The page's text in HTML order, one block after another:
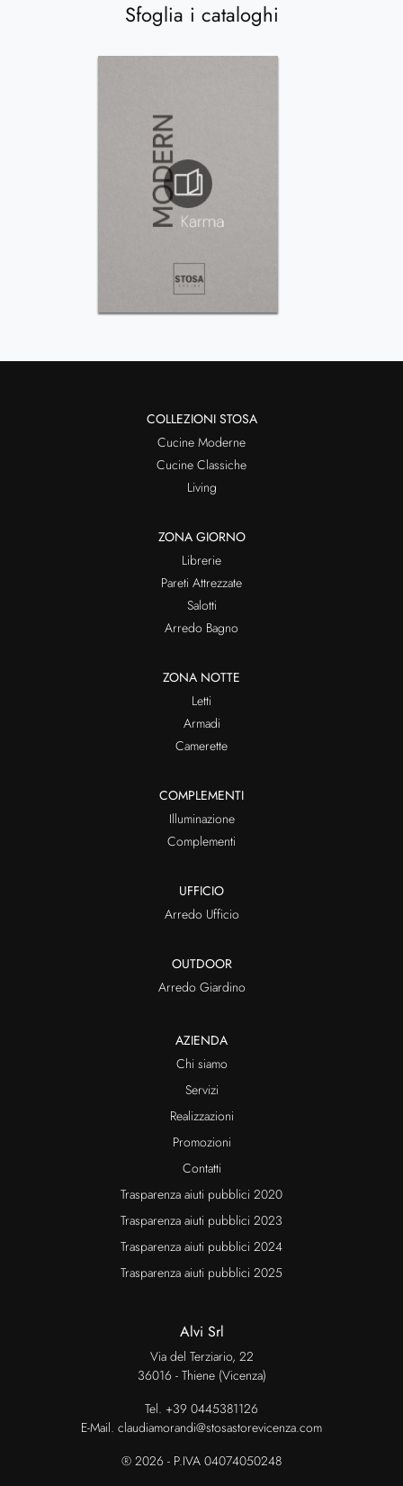
Sfoglia i cataloghi
COLLEZIONI STOSA
Cucine Moderne
Cucine Classiche
Living
ZONA GIORNO
Librerie
Pareti Attrezzate
Salotti
Arredo Bagno
ZONA NOTTE
Letti
Armadi
Camerette
COMPLEMENTI
Illuminazione
Complementi
UFFICIO
Arredo Ufficio
OUTDOOR
Arredo Giardino
AZIENDA
Chi siamo
Servizi
Realizzazioni
Promozioni
Contatti
Trasparenza aiuti pubblici 2020
Trasparenza aiuti pubblici 2023
Trasparenza aiuti pubblici 2024
Trasparenza aiuti pubblici 2025
Alvi Srl
Via del Terziario, 22
36016 - Thiene (Vicenza)
Tel. +39 0445381126
E-Mail. claudiamorandi@stosastorevicenza.com
® 2026 - P.IVA 04074050248